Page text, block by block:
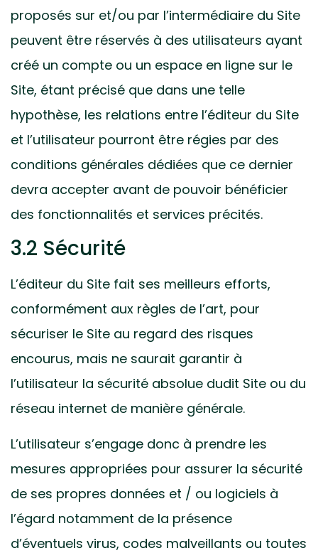
proposés sur et/ou par l’intermédiaire du Site
peuvent être réservés à des utilisateurs ayant
créé un compte ou un espace en ligne sur le
Site, étant précisé que dans une telle
hypothèse, les relations entre l’éditeur du Site
et l’utilisateur pourront être régies par des
conditions générales dédiées que ce dernier
devra accepter avant de pouvoir bénéficier
des fonctionnalités et services précités.
3.2 Sécurité
L’éditeur du Site fait ses meilleurs efforts,
conformément aux règles de l’art, pour
sécuriser le Site au regard des risques
encourus, mais ne saurait garantir à
l’utilisateur la sécurité absolue dudit Site ou du
réseau internet de manière générale.
L’utilisateur s’engage donc à prendre les
mesures appropriées pour assurer la sécurité
de ses propres données et / ou logiciels à
l’égard notamment de la présence
d’éventuels virus, codes malveillants ou toutes